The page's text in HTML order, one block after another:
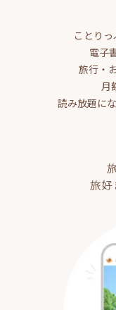
ことり
電子
旅行・
月
読み放題に
旅好